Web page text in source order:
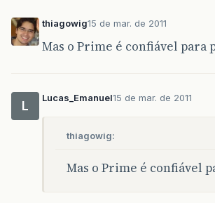
thiagowig15 de mar. de 2011
Mas o Prime é confiável para
L
Lucas_Emanuel15 de mar. de 2011
thiagowig:
Mas o Prime é confiável